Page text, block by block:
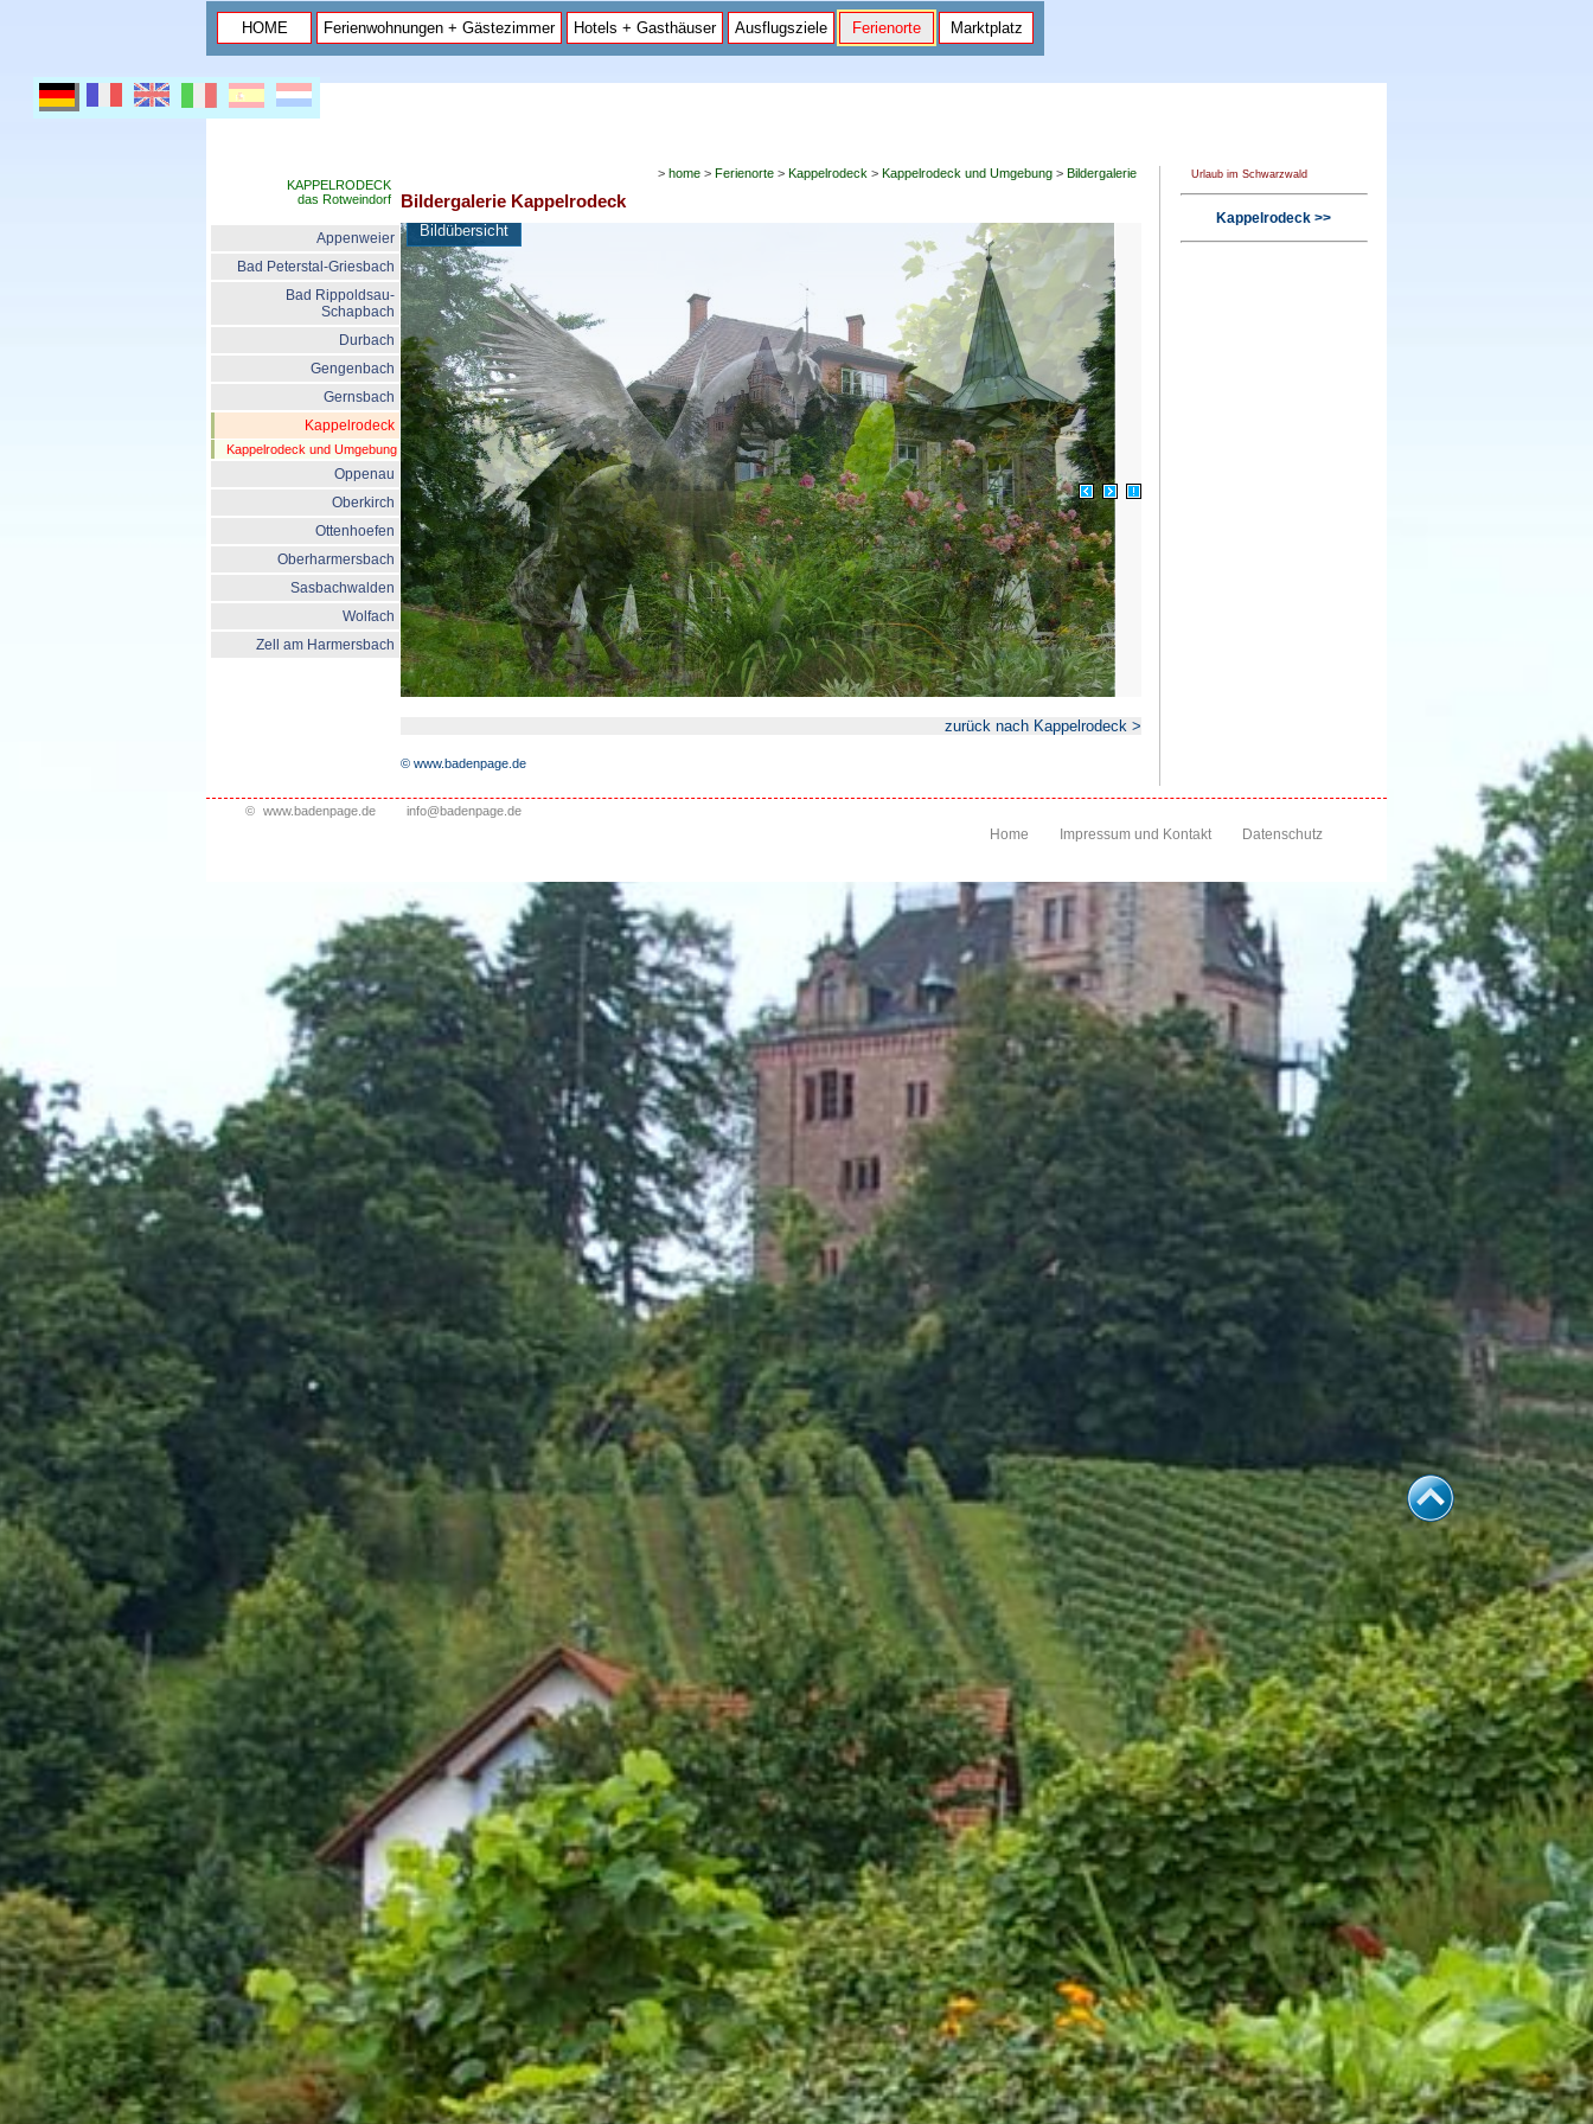
HOME Ferienwohnungen + Gästezimmer Hotels + Gasthäuser Ausflugsziele Ferienorte Marktplatz
KAPPELRODECK
das Rotweindorf
Appenweier
Bad Peterstal-Griesbach
Bad Rippoldsau-
Schapbach
Durbach
Gengenbach
Gernsbach
Kappelrodeck
Kappelrodeck und Umgebung
Oppenau
Oberkirch
Ottenhoefen
Oberharmersbach
Sasbachwalden
Wolfach
Zell am Harmersbach
> home> Ferienorte> Kappelrodeck > Kappelrodeck und Umgebung> Bildergalerie
Bildergalerie Kappelrodeck
Bildübersicht
zurück nach Kappelrodeck >
© www.badenpage.de
Urlaub im Schwarzwald
Kappelrodeck >>
© www.badenpage.de info@badenpage.de
Home Impressum und Kontakt Datenschutz